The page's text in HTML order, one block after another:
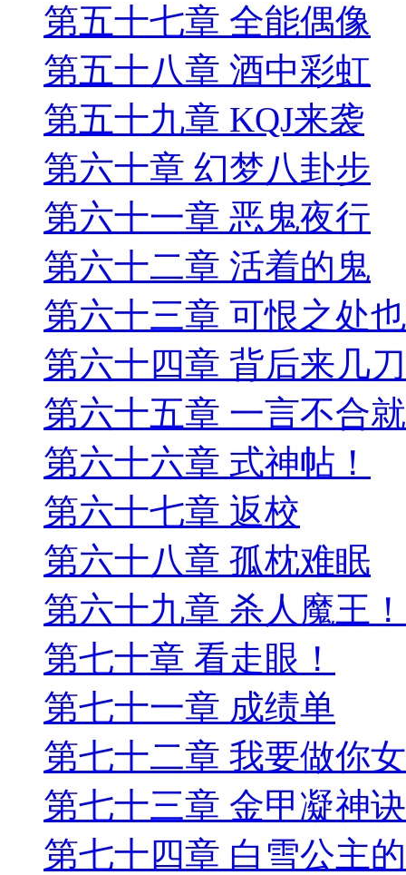
第五十七章 全能偶像
第五十八章 酒中彩虹
第五十九章 KQJ来袭
第六十章 幻梦八卦步
第六十一章 恶鬼夜行
第六十二章 活着的鬼
第六十三章 可恨之处
第六十四章 背后来几刀
第六十五章 一言不合
第六十六章 式神帖！
第六十七章 返校
第六十八章 孤枕难眠
第六十九章 杀人魔王！
第七十章 看走眼！
第七十一章 成绩单
第七十二章 我要做你
第七十三章 金甲凝神诀
第七十四章 白雪公主